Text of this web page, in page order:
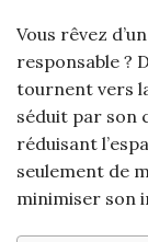
Vous rêvez
responsable ?
tournent vers
séduit par son
réduisant
seulement de
minimiser son